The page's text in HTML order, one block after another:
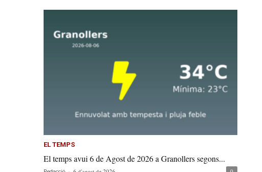
EL TEMPS
El temps avui 6 de Agost de 2026 a Granollers segons...